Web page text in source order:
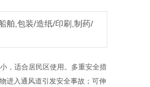
舶,包装/造纸/印刷,制药/
，适合居民区使用。多重安全措
进入通风道引发安全事故；可伸